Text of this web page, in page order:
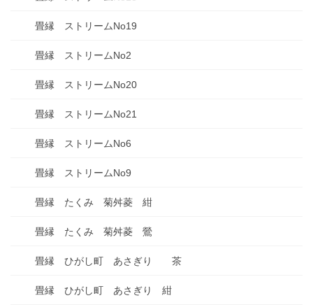
畳縁 ストリームNo19
畳縁 ストリームNo2
畳縁 ストリームNo20
畳縁 ストリームNo21
畳縁 ストリームNo6
畳縁 ストリームNo9
畳縁 たくみ 菊舛菱 紺
畳縁 たくみ 菊舛菱 鶯
畳縁 ひがし町 あさぎり 茶
畳縁 ひがし町 あさぎり 紺